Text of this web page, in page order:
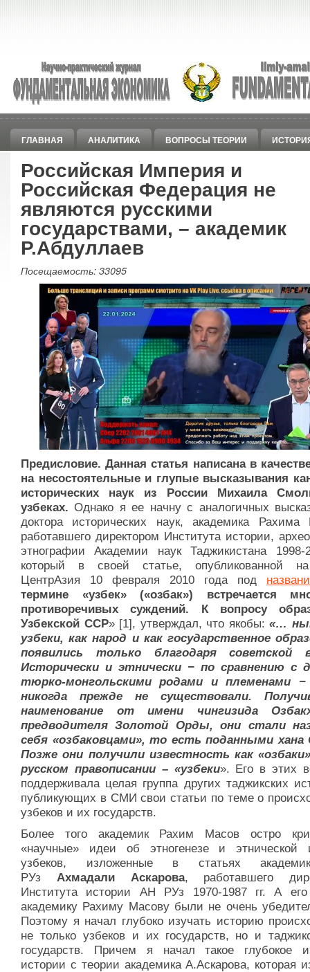
ГЛАВНАЯ АНАЛИТИКА ВОПРОСЫ ТЕОРИИ
Российская Империя и
Российская Федерация не
являются русскими
государствами, – академик
Р.Абдуллаев
Посещаемость: 33095
Предисловие. Данная статья написана в
на несостоятельные и глупые высказывания
исторических наук из России Михаила
узбеках. Однако я ее начну с аналогичных
доктора исторических наук, академика Рахима
работавшего директором Института истории,
этнографии Академии наук Таджикистана 1998-
который в своей статье, опубликованной
ЦентрАзия 10 февраля 2010 года под
термине «узбек» («озбак») встречается
противоречивых суждений. К вопросу
Узбекской ССР» [1], утверждал, что якобы:«…
узбеки, как народ и как государственное
появились только благодаря советской
Исторически и этнически − по сравнению с
тюрко-монгольскими родами и племенами −
никогда прежде не существовали.
наименование от имени чингизида
предводителя Золотой Орды, они стали
себя «озбаковцами», то есть поданными хана
Позже они получили известность как
русском правописании – «узбеки». Его в этих
поддерживала целая группа других таджикских
публикующих в СМИ свои статьи по теме о
узбеков и их государств.
Более того академик Рахим Масов остро
«научные» идеи об этногенезе и этнической
узбеков, изложенные в статьях
РУз Ахмадали Аскарова, работавшего
Института истории АН РУз 1970-1987 гг. А его
академику Рахиму Масову были не очень
Поэтому я начал глубоко изучать историю
не только узбеков и их государств, но и
государств. Причем я начал такое глубокое
истории с теории академика А.Аскарова, которая